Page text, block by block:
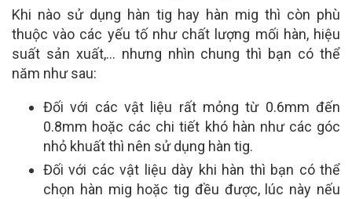
Khi nào sử dụng hàn tig hay hàn mig thì còn phù
thuộc vào các yếu tố như chất lượng mối hàn, hiệu
suất sản xuất,… nhưng nhìn chung thì bạn có thể
năm như sau:
Đối với các vật liệu rất mỏng từ 0.6mm đến
0.8mm hoặc các chi tiết khó hàn như các góc
nhỏ khuất thì nên sử dụng hàn tig.
Đối với các vật liệu dày khi hàn thì bạn có thể
chọn hàn mig hoặc tig đều được, lúc này nếu